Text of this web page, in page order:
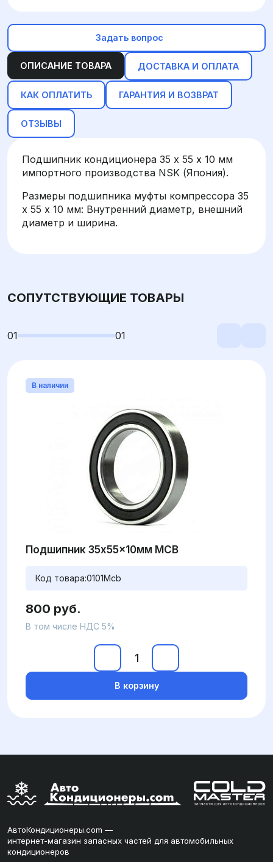
ОПИСАНИЕ ТОВАРА ДОСТАВКА И ОПЛАТА
КАК ОПЛАТИТЬ ГАРАНТИЯ И ВОЗВРАТ
ОТЗЫВЫ
Подшипник кондиционера 35 х 55 х 10 мм
импортного производства NSK (Япония).
Размеры подшипника муфты компрессора 35
х 55 х 10 мм: Внутренний диаметр, внешний
диаметр и ширина.
Задать вопрос
СОПУТСТВУЮЩИЕ ТОВАРЫ
01 01
В наличии
Подшипник 35x55x10мм MCB
Код товара:0101Mcb
800 руб.
В том числе НДС 5%
В корзину
АвтоКондиционеры.com —
интернет-магазин запасных частей для автомобильных
кондиционеров